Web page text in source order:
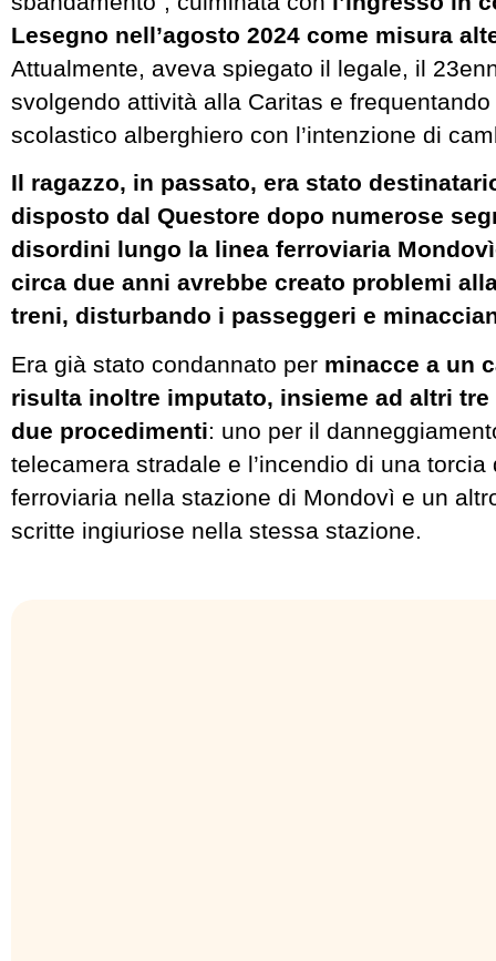
Lesegno nell’agosto 2024 come misura
Attualmente, aveva spiegato il legale, il
svolgendo attività alla Caritas e
scolastico alberghiero con l’intenzione di
Il ragazzo, in passato, era stato
disposto dal Questore dopo numerose
disordini lungo la linea ferroviaria
circa due anni avrebbe creato problemi
treni, disturbando i passeggeri e
Era già stato condannato per minacce a un
risulta inoltre imputato, insieme ad altri
due procedimenti: uno per il
telecamera stradale e l’incendio di una
ferroviaria nella stazione di Mondovì e un
scritte ingiuriose nella stessa stazione.